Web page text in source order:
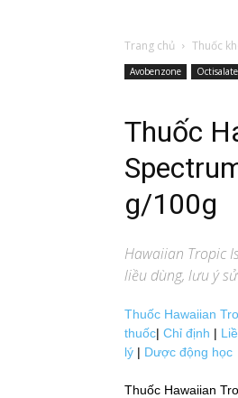
Trang chủ Thuốc
Avobenzone Octisalate
Thuốc
g/100g
Hawaiian Tropic
liều dùng, lưu ý
Thuốc Hawaiian
thuốc| Chỉ định |
lý | Dược động học
Thuốc Hawaiian